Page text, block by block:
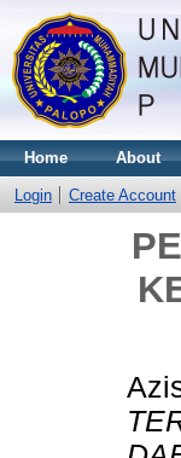
Home About
Login Create Account